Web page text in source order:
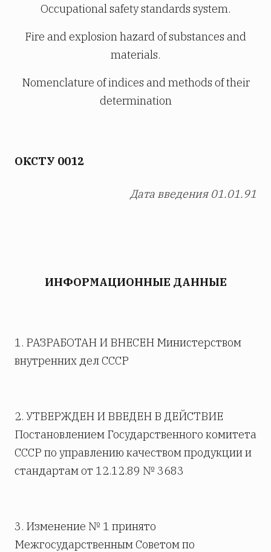
Occupational safety standards system.
Fire and explosion hazard of substances and
materials.
Nomenclature of indices and methods of their
determination
ОКСТУ 0012
Дата введения 01.01.91
ИНФОРМАЦИОННЫЕ ДАННЫЕ
1. РАЗРАБОТАН И ВНЕСЕН Министерством
внутренних дел СССР
2. УТВЕРЖДЕН И ВВЕДЕН В ДЕЙСТВИЕ
Постановлением Государственного комитета
СССР по управлению качеством продукции и
стандартам от 12.12.89 № 3683
3. Изменение № 1 принято
Межгосударственным Советом по